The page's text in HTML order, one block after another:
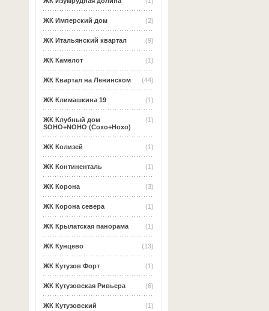
(2)
ЖК Имперский дом
(9)
ЖК Итальянский квартал
(1)
ЖК Камелот
(44)
ЖК Квартал на Ленинском
(1)
ЖК Климашкина 19
(1)
ЖК Клубный дом
SOHO+NOHO (Сохо+Нохо)
(1)
ЖК Колизей
(1)
ЖК Континенталь
(3)
ЖК Корона
(1)
ЖК Корона севера
(1)
ЖК Крылатская панорама
(13)
ЖК Кунцево
(1)
ЖК Кутузов Форт
(6)
ЖК Кутузовская Ривьера
(1)
ЖК Кутузовский